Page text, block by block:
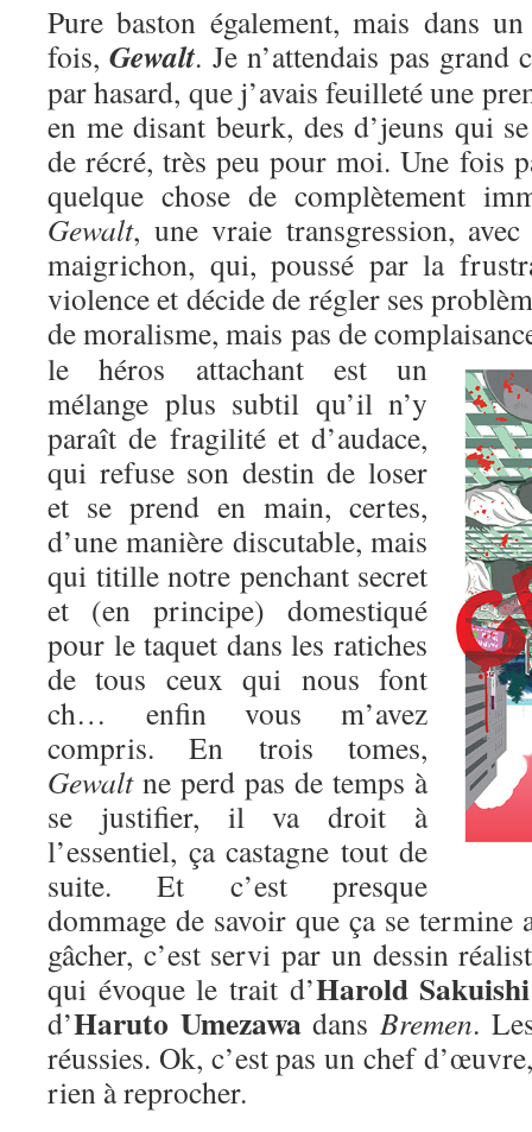
Pure baston également, mais dans
fois,Gewalt. Je n’attendais pas grand
par hasard, que j’avais feuilleté une
en me disant beurk, des d’jeuns qui
de récré, très peu pour moi. Une fois
quelque chose de complètement
Gewalt, une vraie transgression,
maigrichon, qui, poussé par la
violence et décide de régler ses
de moralisme, mais pas de
le héros attachant est un
mélange plus subtil qu’il n’y
paraît de fragilité et d’audace,
qui refuse son destin de loser
et se prend en main, certes,
d’une manière discutable, mais
qui titille notre penchant secret
et (en principe) domestiqué
pour le taquet dans les ratiches
de tous ceux qui nous font
ch… enfin vous m’avez
compris. En trois tomes,
Gewaltne perd pas de temps à
se justifier, il va droit à
l’essentiel, ça castagne tout de
suite. Et c’est presque
dommage de savoir que ça se
gâcher, c’est servi par un dessin
qui évoque le trait d’Harold Sakuishi
d’Haruto UmezawadansBremen.
réussies. Ok, c’est pas un chef
rien à reprocher.